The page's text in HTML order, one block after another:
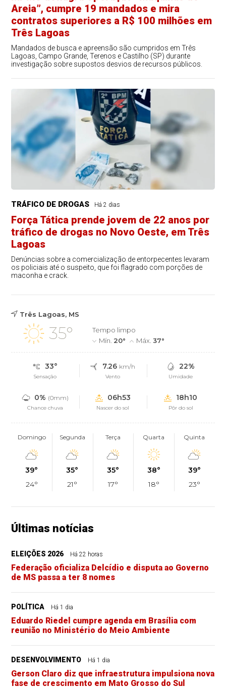
Areia”, cumpre 19 mandados e mira
contratos superiores a R$ 100 milhões em
Três Lagoas
Mandados de busca e apreensão são cumpridos em Três
Lagoas, Campo Grande, Terenos e Castilho (SP) durante
investigação sobre supostos desvios de recursos públicos.
TRÁFICO DE DROGAS Há 2 dias
Força Tática prende jovem de 22 anos por
tráfico de drogas no Novo Oeste, em Três
Lagoas
Denúncias sobre a comercialização de entorpecentes levaram
os policiais até o suspeito, que foi flagrado com porções de
maconha e crack.
Três Lagoas, MS
35°
Tempo limpo
Mín. 20° Máx.37°
33°
Sensação
7.26 km/h
Vento
22%
Umidade
0% (0mm)
Chance chuva
06h53
Nascer do sol
18h10
Pôr do sol
Domingo
39°
24°
Segunda
35°
21°
Terça
35°
17°
Quarta
38°
18°
Quinta
39°
23°
Últimas notícias
ELEIÇÕES 2026 Há 22 horas
Federação oficializa Delcídio e disputa ao Governo
de MS passa a ter 8 nomes
POLÍTICA Há 1 dia
Eduardo Riedel cumpre agenda em Brasília com
reunião no Ministério do Meio Ambiente
DESENVOLVIMENTO Há 1 dia
Gerson Claro diz que infraestrutura impulsiona nova
fase de crescimento em Mato Grosso do Sul